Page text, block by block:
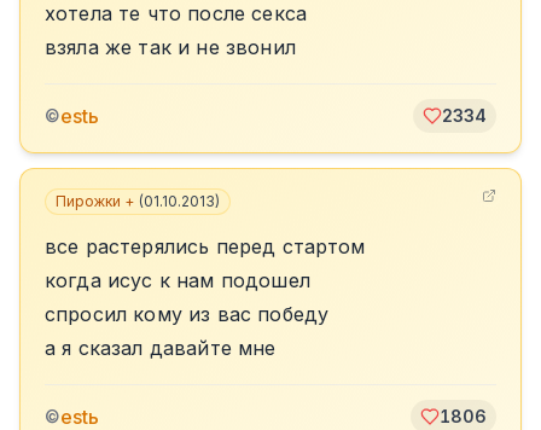
хотела те что после секса
взяла же так и не звонил
©estь 2334
Пирожки + (01.10.2013)
все растерялись перед стартом
когда исус к нам подошел
спросил кому из вас победу
а я сказал давайте мне
©estь 1806